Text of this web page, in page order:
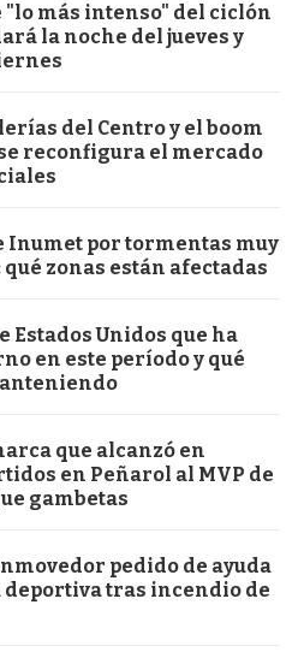
"lo más intenso" del ciclón
la noche del jueves y
del Centro y el boom
reconfigura el mercado
Inumet por tormentas muy
zonas están afectadas
Estados Unidos que ha
en este período y qué
que alcanzó en
en Peñarol al MVP de
gambetas
pedido de ayuda
deportiva tras incendio de